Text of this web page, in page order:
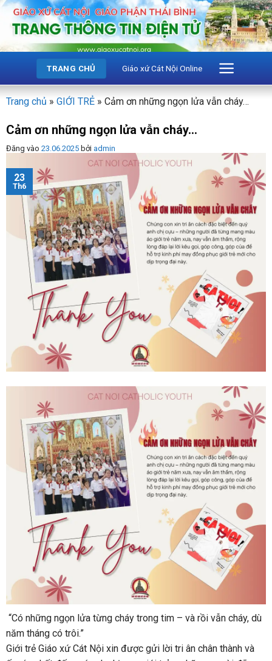
Bỏ
qua
dung
TRANG CHỦ Giáo xứ Cát Nội Online
Trang chủ » GIỚI TRẺ » Cảm ơn những ngọn lửa vẫn cháy…
Cảm ơn những ngọn lửa vẫn cháy…
Đăng vào 23.06.2025 bởi admin
23
Th6
“Có những ngọn lửa từng cháy trong tim – và rồi vẫn cháy, dù
năm tháng có trôi.”
Giới trẻ Giáo xứ Cát Nội xin được gửi lời tri ân chân thành và